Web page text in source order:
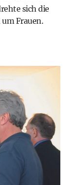
sich die
Frauen.